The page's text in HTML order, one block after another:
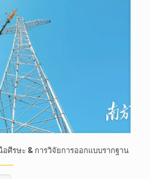
อศีรษะ & การวิจัยการออกแบบรากฐาน